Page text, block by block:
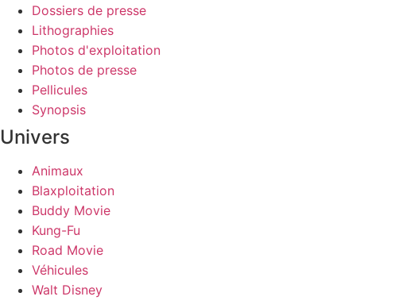
Dossiers de presse
Lithographies
Photos d'exploitation
Photos de presse
Pellicules
Synopsis
Univers
Animaux
Blaxploitation
Buddy Movie
Kung-Fu
Road Movie
Véhicules
Walt Disney